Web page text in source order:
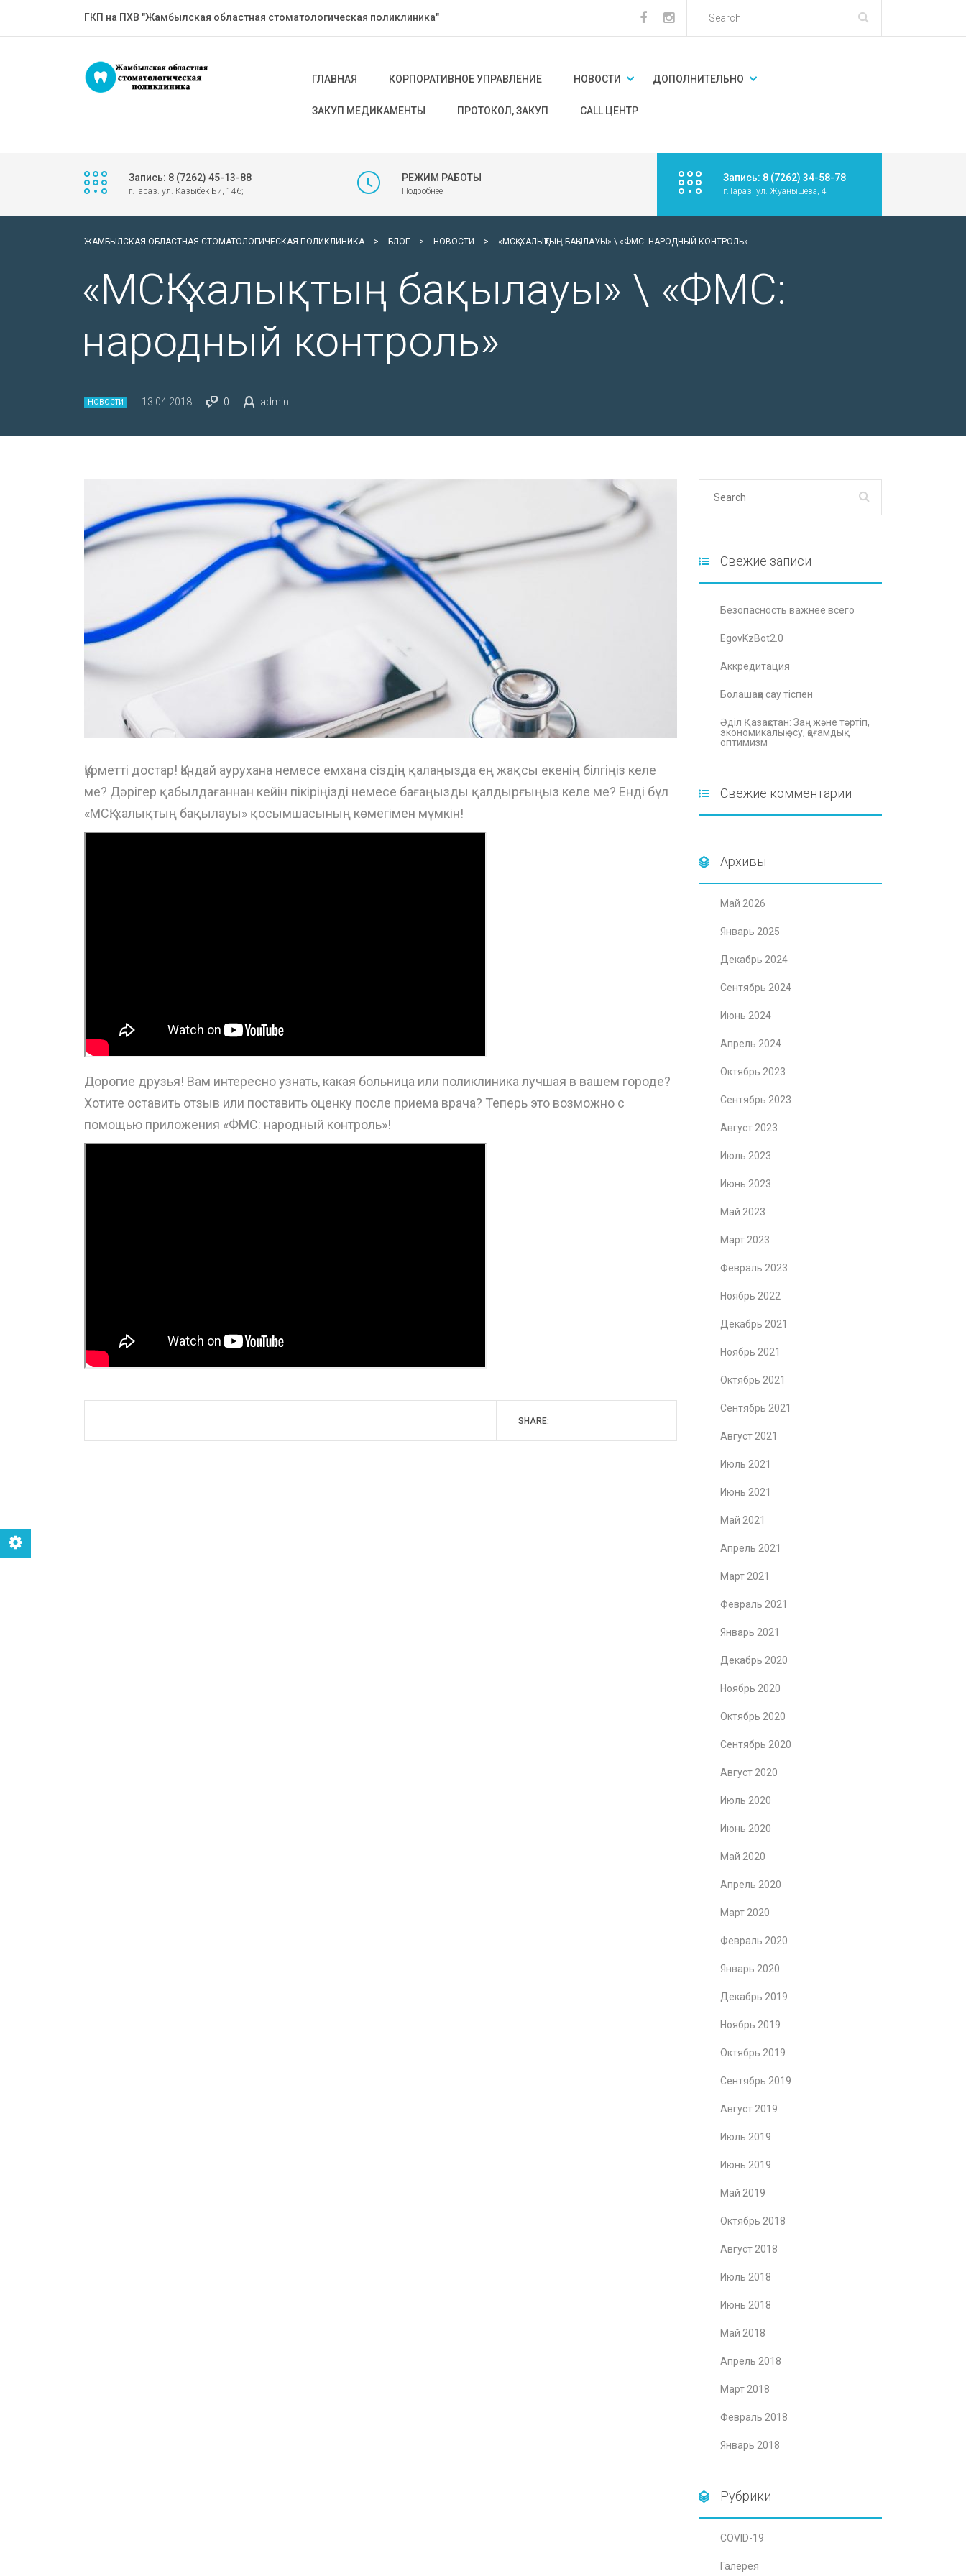
ГКП на ПХВ "Жамбылская областная стоматологическая поликлиника"
ГЛАВНАЯ КОРПОРАТИВНОЕ УПРАВЛЕНИЕ НОВОСТИ ДОПОЛНИТЕЛЬНО
ЗАКУП МЕДИКАМЕНТЫ ПРОТОКОЛ, ЗАКУП CALL ЦЕНТР
Запись: 8 (7262) 45-13-88
г.Тараз. ул. Казыбек Би, 146;
РЕЖИМ РАБОТЫ
Подробнее
Запись: 8 (7262) 34-58-78
г.Тараз. ул. Жуанышева, 4
ЖАМБЫЛСКАЯ ОБЛАСТНАЯ СТОМАТОЛОГИЧЕСКАЯ ПОЛИКЛИНИКА > БЛОГ > НОВОСТИ > «МСҚ: ХАЛЫҚТЫҢ БАҚЫЛАУЫ» \ «ФМС: НАРОДНЫЙ КОНТРОЛЬ»
«МСҚ: халықтың бақылауы» \ «ФМС:
народный контроль»
НОВОСТИ 13.04.2018 0 admin
Құрметті достар! Қандай аурухана немесе емхана сіздің қалаңызда ең жақсы екенің білгіңіз келе
ме? Дәрігер қабылдағаннан кейін пікіріңізді немесе бағаңызды қалдырғыңыз келе ме? Енді бұл
«МСҚ: халықтың бақылауы» қосымшасының көмегімен мүмкін!
Дорогие друзья! Вам интересно узнать, какая больница или поликлиника лучшая в вашем городе?
Хотите оставить отзыв или поставить оценку после приема врача? Теперь это возможно с
помощью приложения «ФМС: народный контроль»!
SHARE:
Свежие записи
Безопасность важнее всего
EgovKzBot2.0
Аккредитация
Болашаққа сау тіспен
Әділ Қазақстан: Заң және тәртіп,
экономикалық өсу, қоғамдық
оптимизм
Свежие комментарии
Архивы
Май 2026
Январь 2025
Декабрь 2024
Сентябрь 2024
Июнь 2024
Апрель 2024
Октябрь 2023
Сентябрь 2023
Август 2023
Июль 2023
Июнь 2023
Май 2023
Март 2023
Февраль 2023
Ноябрь 2022
Декабрь 2021
Ноябрь 2021
Октябрь 2021
Сентябрь 2021
Август 2021
Июль 2021
Июнь 2021
Май 2021
Апрель 2021
Март 2021
Февраль 2021
Январь 2021
Декабрь 2020
Ноябрь 2020
Октябрь 2020
Сентябрь 2020
Август 2020
Июль 2020
Июнь 2020
Май 2020
Апрель 2020
Март 2020
Февраль 2020
Январь 2020
Декабрь 2019
Ноябрь 2019
Октябрь 2019
Сентябрь 2019
Август 2019
Июль 2019
Июнь 2019
Май 2019
Октябрь 2018
Август 2018
Июль 2018
Июнь 2018
Май 2018
Апрель 2018
Март 2018
Февраль 2018
Январь 2018
Рубрики
COVID-19
Галерея